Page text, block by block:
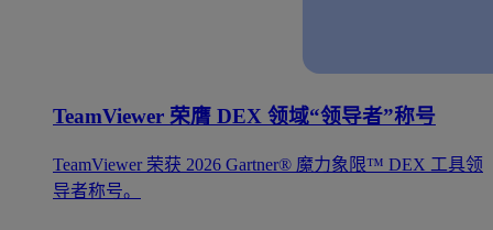
TeamViewer 荣膺 DEX 领域“领导者”称号
TeamViewer 荣获 2026 Gartner® 魔力象限™ DEX 工具领
导者称号。